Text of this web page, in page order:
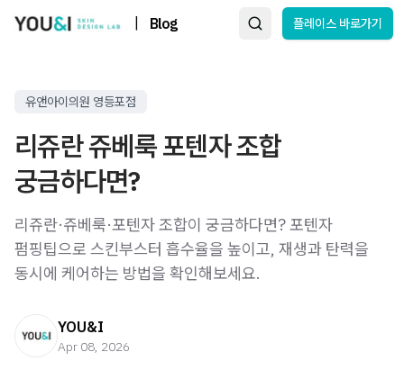
Blog 플레이스 바로가기
유앤아이의원 영등포점
리쥬란 쥬베룩 포텐자 조합
궁금하다면?
리쥬란·쥬베룩·포텐자 조합이 궁금하다면? 포텐자
펌핑팁으로 스킨부스터 흡수율을 높이고, 재생과 탄력을
동시에 케어하는 방법을 확인해보세요.
YOU&I
Apr 08, 2026